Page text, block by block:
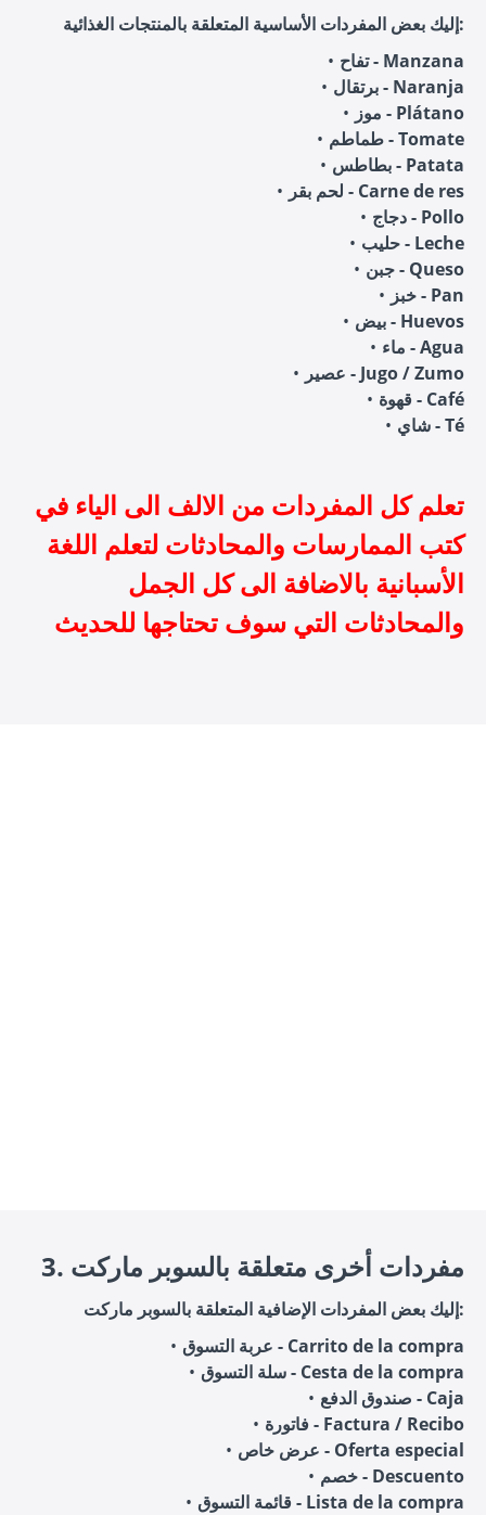
إليك بعض المفردات الأساسية المتعلقة بالمنتجات الغذائية:
تفاح - Manzana
برتقال - Naranja
موز - Plátano
طماطم - Tomate
بطاطس - Patata
لحم بقر - Carne de res
دجاج - Pollo
حليب - Leche
جبن - Queso
خبز - Pan
بيض - Huevos
ماء - Agua
عصير - Jugo / Zumo
قهوة - Café
شاي - Té
تعلم كل المفردات من الالف الى الياء في
كتب الممارسات والمحادثات لتعلم اللغة
الأسبانية بالاضافة الى كل الجمل
والمحادثات التي سوف تحتاجها للحديث
3. مفردات أخرى متعلقة بالسوبر ماركت
إليك بعض المفردات الإضافية المتعلقة بالسوبر ماركت:
عربة التسوق - Carrito de la compra
سلة التسوق - Cesta de la compra
صندوق الدفع - Caja
فاتورة - Factura / Recibo
عرض خاص - Oferta especial
خصم - Descuento
قائمة التسوق - Lista de la compra